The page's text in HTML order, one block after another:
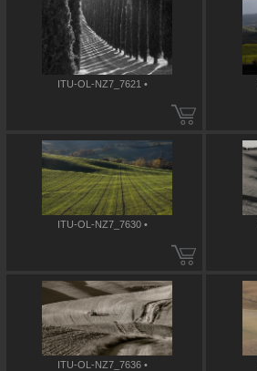
ITU-OL-NZ7_7621 •
ITU-OL-NZ7_7630 •
ITU-OL-NZ7_7636 •